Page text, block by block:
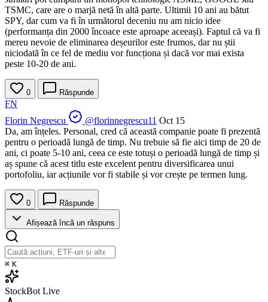
TSMC, care are o marjă netă în altă parte. Ultimii 10 ani au bătut
SPY, dar cum va fi în următorul deceniu nu am nicio idee
(performanța din 2000 încoace este aproape aceeași). Faptul că va fi
mereu nevoie de eliminarea deșeurilor este frumos, dar nu știi
niciodată în ce fel de mediu vor funcționa și dacă vor mai exista
peste 10-20 de ani.
0 Răspunde
FN
Florin Negrescu
@florinnegrescu11 Oct 15
Da, am înțeles. Personal, cred că această companie poate fi prezentă
pentru o perioadă lungă de timp. Nu trebuie să fie aici timp de 20 de
ani, ci poate 5-10 ani, ceea ce este totuși o perioadă lungă de timp și
aș spune că acest titlu este excelent pentru diversificarea unui
portofoliu, iar acțiunile vor fi stabile și vor crește pe termen lung.
0 Răspunde
Afișează încă un răspuns
⌘ K
StockBot Live